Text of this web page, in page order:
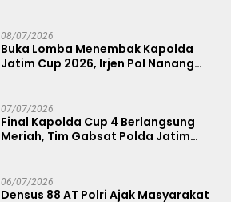
08/07/2026
Buka Lomba Menembak Kapolda
Jatim Cup 2026, Irjen Pol Nanang
07/07/2026
Final Kapolda Cup 4 Berlangsung
Meriah, Tim Gabsat Polda Jatim
06/07/2026
Densus 88 AT Polri Ajak Masyarakat